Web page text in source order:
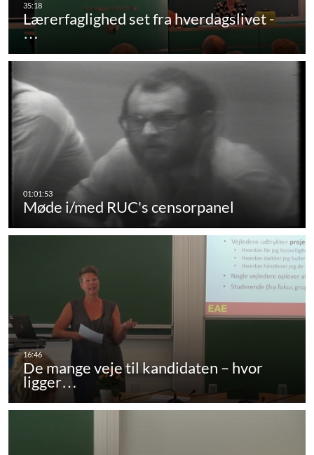
Lærerfaglighed set fra hverdagslivet -
…
Møde i/med RUC's censorpanel
De mange veje til kandidaten – hvor
ligger…